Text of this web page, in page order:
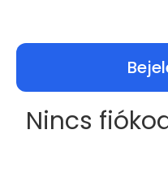
Nincs